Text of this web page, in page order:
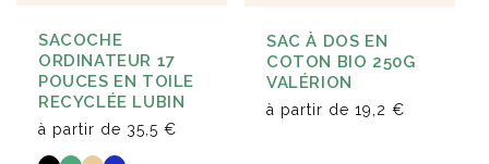
SACOCHE
ORDINATEUR 17
POUCES EN TOILE
RECYCLÉE LUBIN
à partir de 35,5 €
SAC À DOS EN
COTON BIO 250G
VALÉRION
à partir de 19,2 €